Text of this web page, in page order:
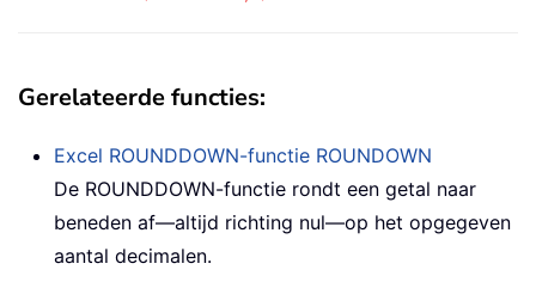
Gerelateerde functies:
Excel ROUNDDOWN-functie ROUNDOWN
De ROUNDDOWN-functie rondt een getal naar
beneden af—altijd richting nul—op het opgegeven
aantal decimalen.